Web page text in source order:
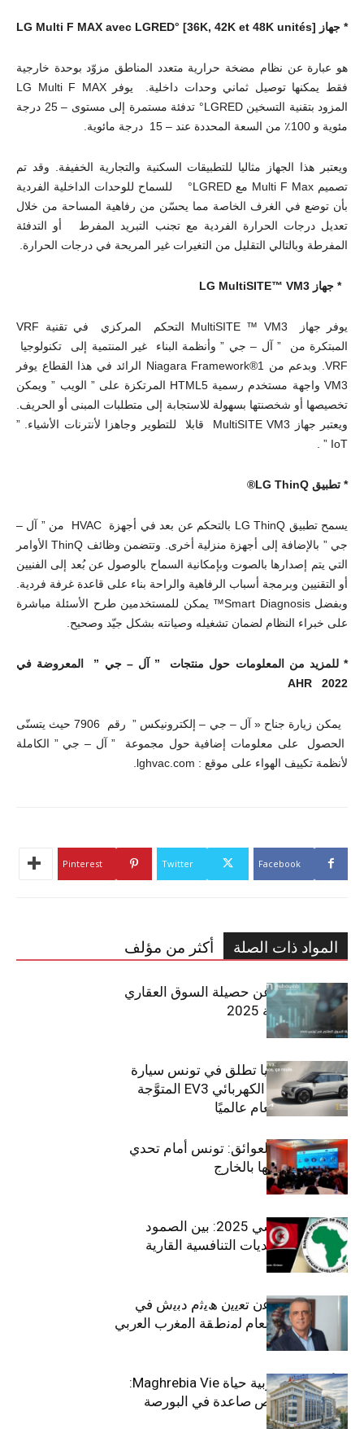
* جهاز LG Multi F MAX avec LGRED° [36K, 42K et 48K unités]
هو عبارة عن نظام مضخة حرارية متعدد المناطق مزوّد بوحدة خارجية
فقط يمكنها توصيل ثماني وحدات داخلية. يوفر LG Multi F MAX
المزود بتقنية التسخين LGRED° تدفئة مستمرة إلى مستوى – 25 درجة
مئوية و 100٪ من السعة المحددة عند – 15 درجة مائوية.
ويعتبر هذا الجهاز مثاليا للتطبيقات السكنية والتجارية الخفيفة. وقد تم
تصميم Multi F Max مع LGRED° للسماح للوحدات الداخلية الفردية
بأن توضع في الغرف الخاصة مما يحسّن من رفاهية المساحة من خلال
تعديل درجات الحرارة الفردية مع تجنب التبريد المفرط أو التدفئة
المفرطة وبالتالي التقليل من التغيرات غير المريحة في درجات الحرارة.
* جهاز LG MultiSITE™ VM3
يوفر جهاز MultiSITE ™ VM3 التحكم المركزي في تقنية VRF
المبتكرة من ” آل – جي ” وأنظمة البناء غير المنتمية إلى تكنولوجيا
VRF. وبدعم من Niagara Framework®1 الرائد في هذا القطاع يوفر
VM3 واجهة مستخدم رسمية HTML5 المرتكزة على ” الويب ” ويمكن
تخصيصها أو شخصنتها بسهولة للاستجابة إلى متطلبات المبنى أو الحريف.
ويعتبر جهاز MultiSITE VM3 قابلا للتطوير وجاهزا لأنترنات الأشياء. ”
IoT ” .
* تطبيق LG ThinQ®
يسمح تطبيق LG ThinQ بالتحكم عن بعد في أجهزة HVAC من ” آل –
جي ” بالإضافة إلى أجهزة منزلية أخرى. وتتضمن وظائف ThinQ الأوامر
التي يتم إصدارها بالصوت وبإمكانية السماح بالوصول عن بُعد إلى الفنيين
أو التقنيين وبرمجة أسباب الرفاهية والراحة بناء على قاعدة غرفة فردية.
وبفضل Smart Diagnosis™ يمكن للمستخدمين طرح الأسئلة مباشرة
على خبراء النظام لضمان تشغيله وصيانته بشكل جيّد وصحيح.
* للمزيد من المعلومات حول منتجات ” آل – جي ” المعروضة في
AHR
2022
يمكن زيارة جناح « آل – جي – إلكترونيكس ” رقم 7906 حيث يتسنّى
الحصول على معلومات إضافية حول مجموعة ” آل – جي ” الكاملة
لأنظمة تكييف الهواء على موقع : lghvac.com.
Facebook
Twitter
Pinterest
المواد ذات الصلة أكثر من مؤلف
مبوب تكشف عن حصيلة السوق العقاري
في تونس لسنة 2025
سيتي كارز – كيا تطلق في تونس سيارة
الـدفع الرباعي الكهربائي EV3 المتوَّجة
بلقب سيارة العام عالميًا
بين الطموح والعوائق: تونس أمام تحدي
استعادة كفاءاتها بالخارج
الاقتصاد التونسي 2025: بين الصمود
الاجتماعي وتحديات التنافسية القارية
ﺗﯾﺗرا ﺑﺎك ﺗﻌﻠن ﻋن ﺗﻌﯾﯾن ھﯾﺛم دﺑﯾش ﻓﻲ
ﻣﻧﺻب اﻟﻣدﯾر اﻟﻌﺎم ﻟﻣﻧطﻘﺔ اﻟﻣﻐرب اﻟﻌرﺑﻲ
وﻏرب أﻓرﯾﻘﯾﺎ
التأمينات المغربية حياة Maghrebia Vie:
فاعل رائد بفرص صاعدة في البورصة
(+34.8%)